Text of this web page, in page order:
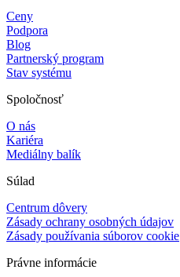
Ceny
Podpora
Blog
Partnerský program
Stav systému
Spoločnosť
O nás
Kariéra
Mediálny balík
Súlad
Centrum dôvery
Zásady ochrany osobných údajov
Zásady používania súborov cookie
Právne informácie